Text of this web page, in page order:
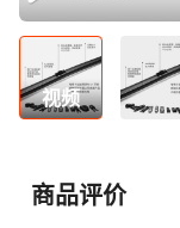
视频
商品评价